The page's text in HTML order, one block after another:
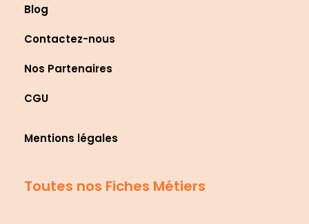
Blog
Contactez-nous
Nos Partenaires
CGU
Mentions légales
Toutes nos Fiches Métiers